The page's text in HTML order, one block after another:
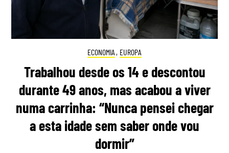
ECONOMIA , EUROPA
Trabalhou desde os 14 e descontou
durante 49 anos, mas acabou a viver
numa carrinha: “Nunca pensei chegar
a esta idade sem saber onde vou
dormir”